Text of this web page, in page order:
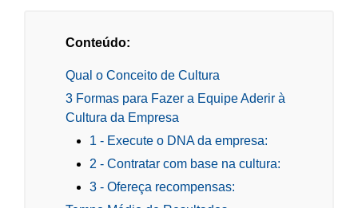
Conteúdo:
Qual o Conceito de Cultura
3 Formas para Fazer a Equipe Aderir à
Cultura da Empresa
1 - Execute o DNA da empresa:
2 - Contratar com base na cultura:
3 - Ofereça recompensas: